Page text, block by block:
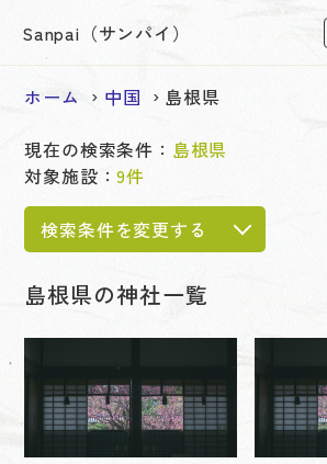
Sanpai（サンパイ）
ホーム 中国
島根県
現在の検索条件： 島根県
対象施設：9件
検索条件を変更する
島根県の神社一覧